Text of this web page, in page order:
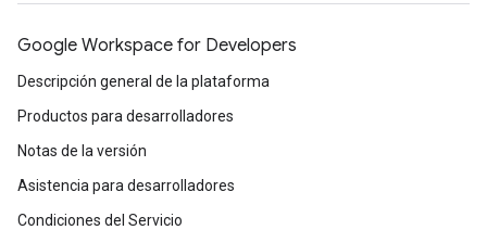
Google Workspace for Developers
Descripción general de la plataforma
Productos para desarrolladores
Notas de la versión
Asistencia para desarrolladores
Condiciones del Servicio